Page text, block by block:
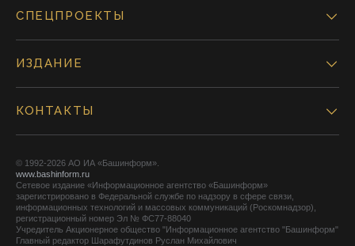
СПЕЦПРОЕКТЫ
ИЗДАНИЕ
КОНТАКТЫ
© 1992-2026 АО ИА «Башинформ».
www.bashinform.ru
Сетевое издание «Информационное агентство «Башинформ»
зарегистрировано в Федеральной службе по надзору в сфере связи,
информационных технологий и массовых коммуникаций (Роскомнадзор),
регистрационный номер Эл № ФС77-88040
Учредитель Акционерное общество "Информационное агентство "Башинформ"
Главный редактор Шарафутдинов Руслан Михайлович